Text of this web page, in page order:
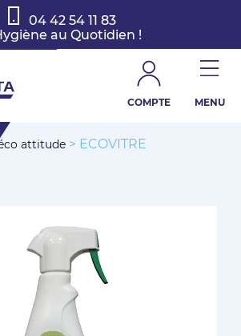
04 42 54 11 83
au Quotidien !
COMPTE MENU
attitude > ECOVITRE